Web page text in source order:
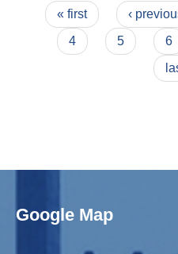
परिचालन तथा
Pages
« first ‹
4
5 6
Google Map